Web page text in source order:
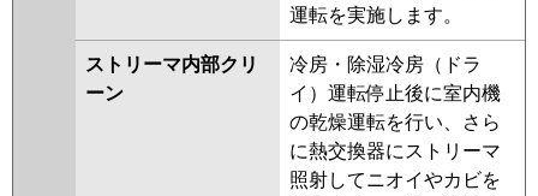
運転を実施します。
ストリーマ内部クリ
ーン
冷房・除湿冷房（ドラ
イ）運転停止後に室内機
の乾燥運転を行い、さら
に熱交換器にストリーマ
照射してニオイやカビを